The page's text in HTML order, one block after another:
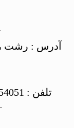
آدرس : رشت ،
تلفن : 32554051-013 همراه : 09303772563